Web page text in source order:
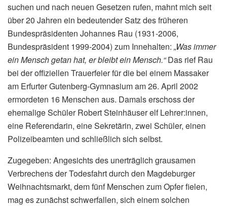
suchen und nach neuen Gesetzen rufen, mahnt mich seit
über 20 Jahren ein bedeutender Satz des früheren
Bundespräsidenten Johannes Rau (1931-2006,
Bundespräsident 1999-2004) zum Innehalten: „Was immer
ein Mensch getan hat, er bleibt ein Mensch.“ Das rief Rau
bei der offiziellen Trauerfeier für die bei einem Massaker
am Erfurter Gutenberg-Gymnasium am 26. April 2002
ermordeten 16 Menschen aus. Damals erschoss der
ehemalige Schüler Robert Steinhäuser elf Lehrer:innen,
eine Referendarin, eine Sekretärin, zwei Schüler, einen
Polizeibeamten und schließlich sich selbst.
Zugegeben: Angesichts des unerträglich grausamen
Verbrechens der Todesfahrt durch den Magdeburger
Weihnachtsmarkt, dem fünf Menschen zum Opfer fielen,
mag es zunächst schwerfallen, sich einem solchen